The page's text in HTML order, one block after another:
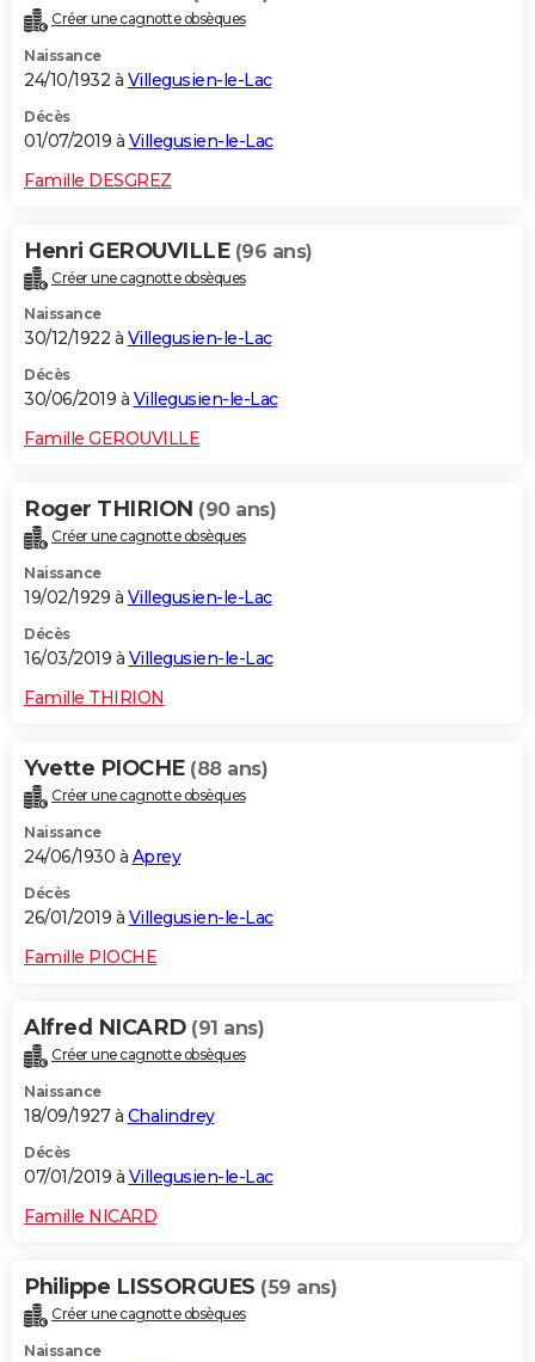
Créer une cagnotte obsèques
Naissance
24/10/1932 à Villegusien-le-Lac
Décès
01/07/2019 à Villegusien-le-Lac
Famille DESGREZ
Henri GEROUVILLE (96 ans)
Créer une cagnotte obsèques
Naissance
30/12/1922 à Villegusien-le-Lac
Décès
30/06/2019 à Villegusien-le-Lac
Famille GEROUVILLE
Roger THIRION (90 ans)
Créer une cagnotte obsèques
Naissance
19/02/1929 à Villegusien-le-Lac
Décès
16/03/2019 à Villegusien-le-Lac
Famille THIRION
Yvette PIOCHE (88 ans)
Créer une cagnotte obsèques
Naissance
24/06/1930 à Aprey
Décès
26/01/2019 à Villegusien-le-Lac
Famille PIOCHE
Alfred NICARD (91 ans)
Créer une cagnotte obsèques
Naissance
18/09/1927 à Chalindrey
Décès
07/01/2019 à Villegusien-le-Lac
Famille NICARD
Philippe LISSORGUES (59 ans)
Créer une cagnotte obsèques
Naissance